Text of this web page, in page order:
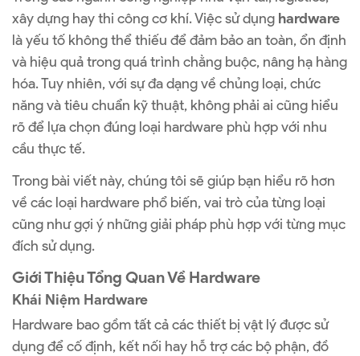
xây dựng hay thi công cơ khí. Việc sử dụng hardware
là yếu tố không thể thiếu để đảm bảo an toàn, ổn định
và hiệu quả trong quá trình chằng buộc, nâng hạ hàng
hóa. Tuy nhiên, với sự đa dạng về chủng loại, chức
năng và tiêu chuẩn kỹ thuật, không phải ai cũng hiểu
rõ để lựa chọn đúng loại hardware phù hợp với nhu
cầu thực tế.
Trong bài viết này, chúng tôi sẽ giúp bạn hiểu rõ hơn
về các loại hardware phổ biến, vai trò của từng loại
cũng như gợi ý những giải pháp phù hợp với từng mục
đích sử dụng.
Giới Thiệu Tổng Quan Về Hardware
Khái Niệm Hardware
Hardware bao gồm tất cả các thiết bị vật lý được sử
dụng để cố định, kết nối hay hỗ trợ các bộ phận, đồ